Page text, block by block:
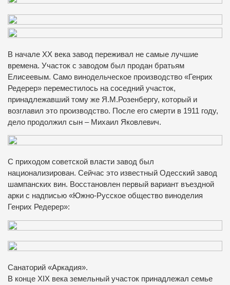
В начале XX века завод переживал не самые лучшие
времена. Участок с заводом был продан братьям
Елисеевым. Само винодельческое производство «Генрих
Редерер» переместилось на соседний участок,
принадлежавший тому же Я.М.Розенбергу, который и
возглавил это производство. После его смерти в 1911 году,
дело продолжил сын – Михаил Яковлевич.
С приходом советской власти завод был
национализирован. Сейчас это известный Одесский завод
шампанских вин. Восстановлен первый вариант въездной
арки с надписью «Южно-Русское общество виноделия
Генрих Редерер»:
Санаторий «Аркадия».
В конце XIX века земельный участок принадлежал семье